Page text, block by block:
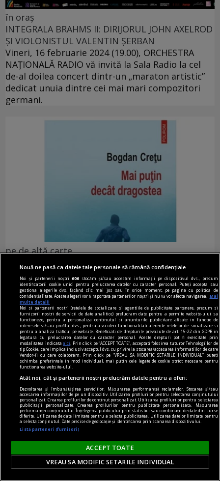
în oraș
INTEGRALA BRAHMS II: DIRIJORUL JOHN AXELROD
ȘI VIOLONISTUL VALENTIN ȘERBAN
Vineri, 16 februarie 2024 (19.00), ORCHESTRA
NAŢIONALĂ RADIO vă invită la Sala Radio la cel
de-al doilea concert dintr-un „maraton artistic”
dedicat unuia dintre cei mai mari compozitori
germani.
pe de altă carte
Două romane vorbite
Roman vorbit prin încrucișări de voci, ele însele
încrucișate biografic în feluri atît de
neașteptate, cartea lui Bogdan Crețu reușește
performanța unei povești de dragoste care evită
consecvent patetismul.
Adrian G. ROMILA
Nouă ne pasă ca datele tale personale să rămână confidențiale
Noi și partenerii noștri606 stocăm și/sau accesăm informații pe dispozitivul dvs., precum
identificatorii cookie unici pentru prelucrarea datelor cu caracter personal. Puteți accepta sau
gestiona alegerile dvs. făcând clic mai jos sau în orice moment, pe pagina cu politica de
confidențialitate. Aceste alegeri vor fi raportate partenerilor noștri și nu vă vor afecta navigarea.
Mai
multe detalii
Noi si partenerii nostri (retelele de socializare si agentiile de publicitate partenere, precum si
furnizorii nostri de servicii de date analitice) prelucram date pentru a permite website-ului sa
functioneze, pentru a personaliza continutul si anunturile publicitare afisate in functie de
interesele si/sau profilul dvs., pentru a va oferi functionalitati aferente retelelor de socializare si
pentru a analiza traficul pe website. Beneficiati de drepturile prevazute de art. 15-22 din GDPR in
legatura cu prelucrarea datelor cu caracter personal. Aceste drepturi pot fi exercitate prin
modalitatea indicataaici
. Prin click pe “ACCEPT TOATE”, acceptati folosirea tuturor Tehnologiilor de
tip Cookie, care implica inclusiv acceptul dvs. cu privire la stocarea/accesarea informatiilor de catre
Vendor-ii cu care colaboram. Prin click pe “VREAU SA MODIFIC SETARILE INDIVIDUAL” puteti
schimba preferintele in mod individual, mai putin cele legate de cookie strict necesare pentru
functionarea website-ului.
Atât noi, cât și partenerii noștri prelucrăm datele pentru a oferi:
Dezvoltarea și îmbunătățirea serviciilor. Măsurarea performanței reclamelor. Stocarea și/sau
accesarea informațiilor de pe un dispozitiv. Utilizarea profilurilor pentru selectarea conținutului
personalizat. Crearea profilurilor de conținut personalizat. Utilizarea profilurilor pentru selectarea
publicității personalizate. Crearea profilurilor pentru publicitate personalizată. Măsurarea
performanței conținutului. Înțelegerea publicului prin statistici sau combinații de date din surse
diferite. Utilizarea de date limitate pentru a selecta publicitatea. Utilizarea datelor limitate pentru
a selecta conținutul. Date precise de geolocație și identificarea prin scanarea dispozitivului.
Listă parteneri (furnizori)
ACCEPT TOATE
VREAU SA MODIFIC SETARILE INDIVIDUAL